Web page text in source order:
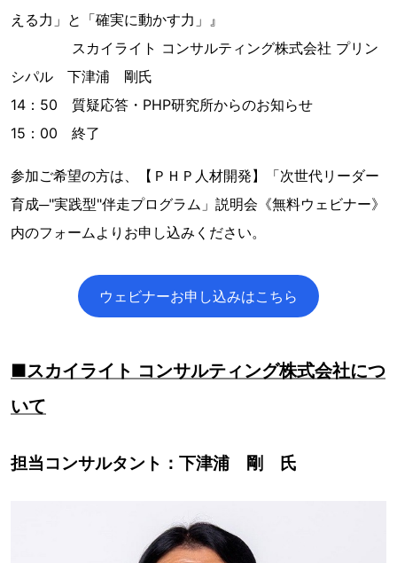
える力」と「確実に動かす力」』
スカイライト コンサルティング株式会社 プリン
シパル 下津浦 剛氏
14：50 質疑応答・PHP研究所からのお知らせ
15：00 終了
参加ご希望の方は、【ＰＨＰ人材開発】「次世代リーダー
育成─"実践型"伴走プログラム」説明会《無料ウェビナー》
内のフォームよりお申し込みください。
ウェビナーお申し込みはこちら
■スカイライト コンサルティング株式会社につ
いて
担当コンサルタント：下津浦 剛 氏